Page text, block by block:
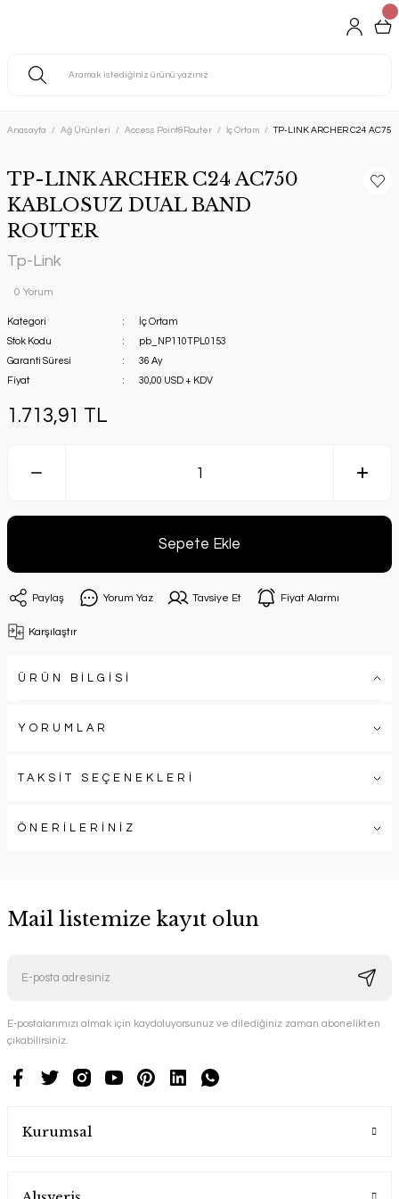
Anasayfa Ağ Ürünleri Access Point&Router İç Ortam TP-LINK ARCHER C24
TP-LINK ARCHER C24 AC750
KABLOSUZ DUAL BAND
ROUTER
Tp-Link
0 Yorum
Kategori
İç Ortam
Stok Kodu
pb_NP110TPL0153
Garanti Süresi
36 Ay
Fiyat
30,00 USD + KDV
1.713,91 TL
Sepete Ekle
Paylaş Yorum Yaz Tavsiye Et Fiyat Alarmı
Karşılaştır
ÜRÜN BİLGİSİ
YORUMLAR
TAKSİT SEÇENEKLERİ
ÖNERİLERİNİZ
Mail listemize kayıt olun
E-postalarımızı almak için kaydoluyorsunuz ve dilediğiniz zaman abonelikten
çıkabilirsiniz.
Kurumsal